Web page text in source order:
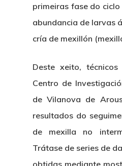
primeiras fase do
abundancia de larvas
cría de mexillón
Deste xeito,
Centro de
de Vilanova de
resultados do
de mexilla no
Trátase de series de
obtidas mediante